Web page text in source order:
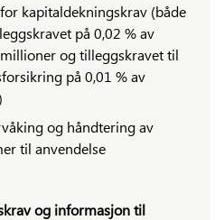
kapitaldekningskrav (både
på 0,02 % av
og tilleggskravet til
på 0,01 % av
og håndtering av
til anvendelse
og informasjon til